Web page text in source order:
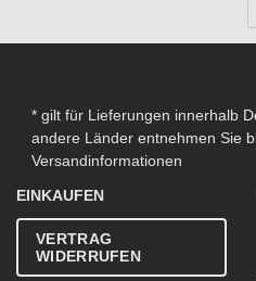
* gilt für Lieferungen innerhalb
andere Länder entnehmen Sie
Versandinformationen
EINKAUFEN
VERTRAG
WIDERRUFEN